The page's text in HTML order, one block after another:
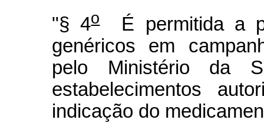
"§ 4oÉ permitida a
genéricos em
pelo Ministério da
estabelecimentos
indicação do